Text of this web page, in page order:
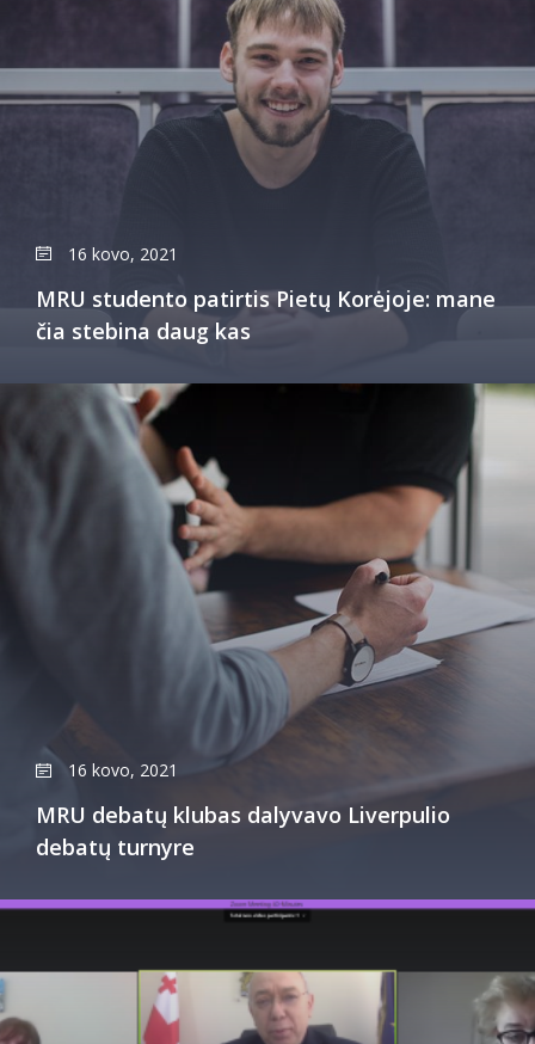
16 kovo, 2021
MRU studento patirtis Pietų Korėjoje: mane
čia stebina daug kas
16 kovo, 2021
MRU debatų klubas dalyvavo Liverpulio
debatų turnyre